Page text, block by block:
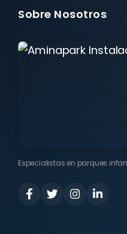
Sobre Nosotros
Especialistas en parques